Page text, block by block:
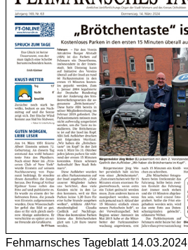
Fehmarnsches Tageblatt 14.03.2024